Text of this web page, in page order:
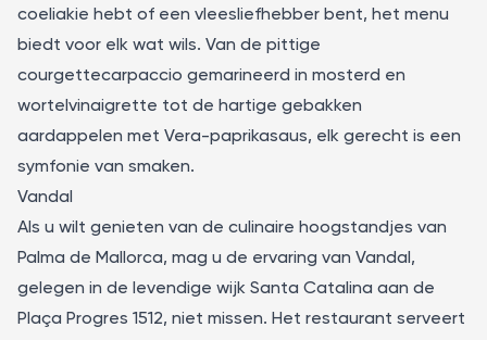
coeliakie hebt of een vleesliefhebber bent, het menu
biedt voor elk wat wils. Van de pittige
courgettecarpaccio gemarineerd in mosterd en
wortelvinaigrette tot de hartige gebakken
aardappelen met Vera-paprikasaus, elk gerecht is een
symfonie van smaken.
Vandal
Als u wilt genieten van de culinaire hoogstandjes van
Palma de Mallorca, mag u de ervaring van Vandal ,
gelegen in de levendige wijk Santa Catalina aan de
Plaça Progres 1512, niet missen. Het restaurant serveert